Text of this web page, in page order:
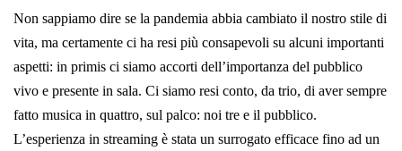
Non sappiamo dire se la pandemia abbia cambiato il nostro stile di
vita, ma certamente ci ha resi più consapevoli su alcuni importanti
aspetti: in primis ci siamo accorti dell’importanza del pubblico
vivo e presente in sala. Ci siamo resi conto, da trio, di aver sempre
fatto musica in quattro, sul palco: noi tre e il pubblico.
L’esperienza in streaming è stata un surrogato efficace fino ad un